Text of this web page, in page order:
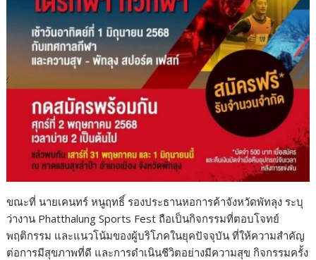
ขณะที่ นายเคนทร์ หนูฤทธิ์ รองประธานหอการค้าจังหวัดพัทลุง ระบุ
ว่างาน Phatthalung Sports Fest ถือเป็นกิจกรรมที่ตอบโจทย์
พฤติกรรม และแนวโน้มของผู้บริโภคในยุคปัจจุบัน ที่ให้ความสำคัญ
ต่อการมีสุขภาพที่ดี และการดำเนินชีวิตอย่างมีความสุข กิจกรรมครั้ง